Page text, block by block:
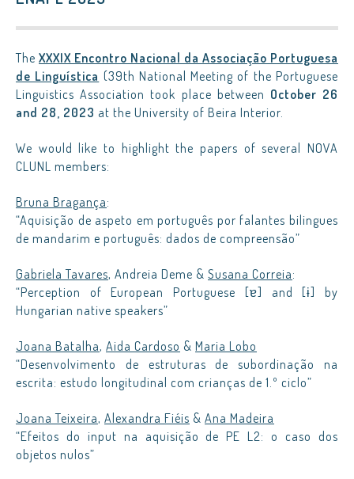
The XXXIX Encontro Nacional da Associação Portuguesa
de Linguística (39th National Meeting of the Portuguese
Linguistics Association took place between October 26
and 28, 2023 at the University of Beira Interior.
We would like to highlight the papers of several NOVA
CLUNL members:
Bruna Bragança:
“Aquisição de aspeto em português por falantes bilingues
de mandarim e português: dados de compreensão”
Gabriela Tavares, Andreia Deme & Susana Correia:
“Perception of European Portuguese [ɐ] and [ɨ] by
Hungarian native speakers”
Joana Batalha, Aida Cardoso & Maria Lobo
“Desenvolvimento de estruturas de subordinação na
escrita: estudo longitudinal com crianças de 1.º ciclo”
Joana Teixeira, Alexandra Fiéis & Ana Madeira
“Efeitos do input na aquisição de PE L2: o caso dos
objetos nulos”